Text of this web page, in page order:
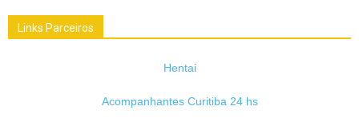
Links Parceiros
Hentai
Acompanhantes Curitiba 24 hs